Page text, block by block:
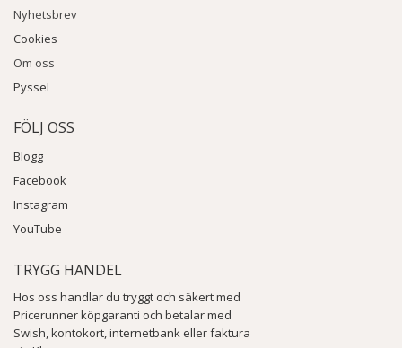
Nyhetsbrev
Cookies
Om oss
Pyssel
FÖLJ OSS
Blogg
Facebook
Instagram
YouTube
TRYGG HANDEL
Hos oss handlar du tryggt och säkert med
Pricerunner köpgaranti och betalar med
Swish, kontokort, internetbank eller faktura